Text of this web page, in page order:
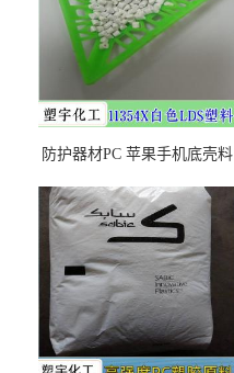
防护器材PC 苹果手机底壳料
之忧